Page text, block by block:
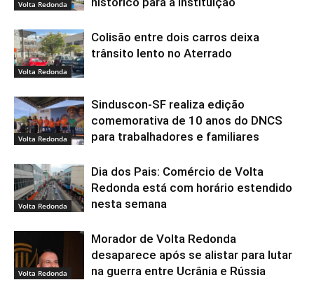
Volta Redonda
Volta Redonda
Colisão entre dois carros deixa
trânsito lento no Aterrado
Volta Redonda
Sinduscon-SF realiza edição
comemorativa de 10 anos do DNCS
para trabalhadores e familiares
Volta Redonda
Dia dos Pais: Comércio de Volta
Redonda está com horário estendido
nesta semana
Volta Redonda
Morador de Volta Redonda
desaparece após se alistar para lutar
na guerra entre Ucrânia e Rússia